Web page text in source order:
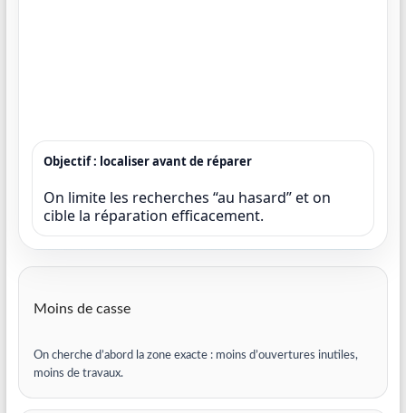
Objectif : localiser avant de réparer
On limite les recherches “au hasard” et on
cible la réparation efficacement.
Moins de casse
On cherche d’abord la zone exacte : moins d’ouvertures inutiles,
moins de travaux.